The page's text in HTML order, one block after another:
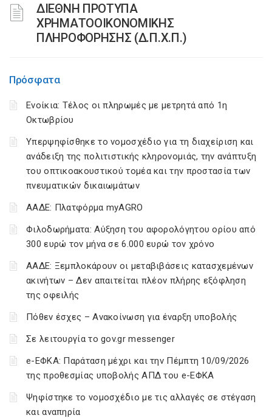
ΔΙΕΘΝΗ ΠΡΟΤΥΠΑ
ΧΡΗΜΑΤΟΟΙΚΟΝΟΜΙΚΗΣ
ΠΛΗΡΟΦΟΡΗΣΗΣ (Δ.Π.Χ.Π.)
Πρόσφατα
Ενοίκια: Τέλος οι πληρωμές με μετρητά από 1η
Οκτωβρίου
Υπερψηφίσθηκε το νομοσχέδιο για τη διαχείριση και
ανάδειξη της πολιτιστικής κληρονομιάς, την ανάπτυξη
του οπτικοακουστικού τομέα και την προστασία των
πνευματικών δικαιωμάτων
ΑΑΔΕ: Πλατφόρμα myAGRO
Φιλοδωρήματα: Αύξηση του αφορολόγητου ορίου από
300 ευρώ τον μήνα σε 6.000 ευρώ τον χρόνο
ΑΑΔΕ: Ξεμπλοκάρουν οι μεταβιβάσεις κατασχεμένων
ακινήτων – Δεν απαιτείται πλέον πλήρης εξόφληση
της οφειλής
Πόθεν έσχες – Ανακοίνωση για έναρξη υποβολής
Σε λειτουργία το gov.gr messenger
e-ΕΦΚΑ: Παράταση μέχρι και την Πέμπτη 10/09/2026
της προθεσμίας υποβολής ΑΠΔ του e-ΕΦΚΑ
Ψηφίστηκε το νομοσχέδιο με τις αλλαγές σε στέγαση
και αναπηρία